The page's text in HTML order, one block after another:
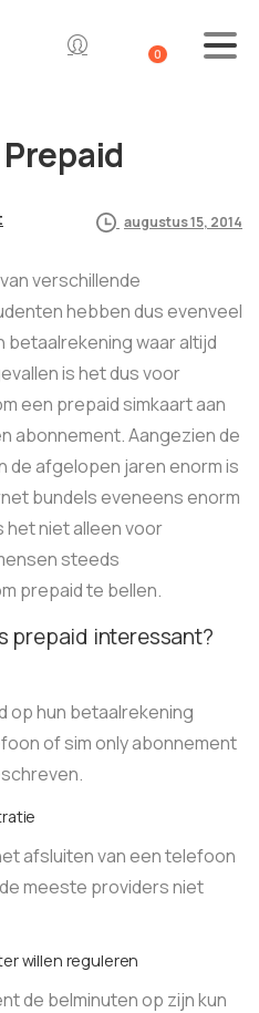
0
augustus 15, 2014
verschillende
hebben dus evenveel
waar altijd
is het dus voor
een prepaid simkaart aan
abonnement. Aangezien de
de afgelopen jaren enorm is
bundels eveneens enorm
niet alleen voor
steeds
prepaid te bellen.
prepaid interessant?
op hun betaalrekening
of sim only abonnement
afsluiten van een telefoon
meeste providers niet
willen reguleren
de belminuten op zijn kun